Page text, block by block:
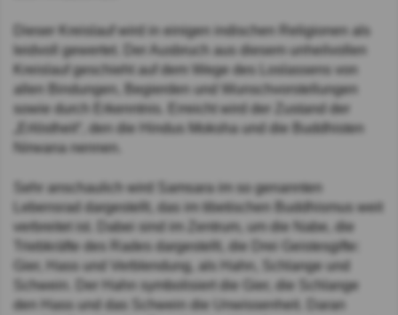
Dieser Kreislauf wird in einigen indischen Religionen als
leidvoll gewertet. Der Ausbruch aus diesem unheilvollen
Kreislauf geschieht auf dem Wege des Loslassens von
allen Bindungen, Begierden und Wunschvorstellungen
sowie durch Erkenntnis. Erreicht wird der Zustand der
„Erlöstheit“, den die Hindus Moksha und die Buddhisten
Nirwana nennen.
Sehr anschaulich wird Samsara im so genannten
Lebensrad dargestellt, das im tibetischen Buddhismus weit
verbreitet ist. Dabei sind im Zentrum, um die Nabe, die
Triebkräfte des Rades dargestellt, die Drei Geistesgifte:
Gier, Hass und Verblendung, als Hahn, Schlange und
Schwein. Der Hahn symbolisiert die Gier, die Schlange
den Hass und das Schwein die Unwissenheit. Daran